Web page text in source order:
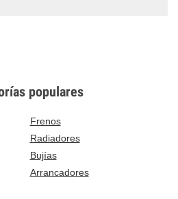
populares
Frenos
Radiadores
Bujías
Arrancadores